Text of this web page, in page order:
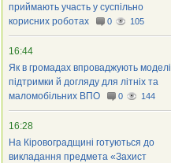
приймають участь у суспільно
корисних роботах
0 105
16:44
Як в громадах впроваджують моделі
підтримки й догляду для літніх та
маломобільних ВПО
0 144
16:28
На Кіровоградщині готуються до
викладання предмета «Захист